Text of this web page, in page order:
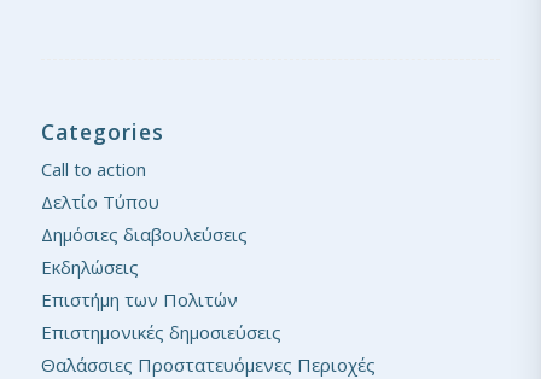
Categories
Call to action
Δελτίο Τύπου
Δημόσιες διαβουλεύσεις
Εκδηλώσεις
Επιστήμη των Πολιτών
Επιστημονικές δημοσιεύσεις
Θαλάσσιες Προστατευόμενες Περιοχές